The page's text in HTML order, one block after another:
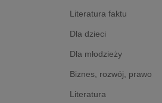
Literatura faktu
Dla dzieci
Dla młodzieży
Biznes, rozwój, prawo
Literatura